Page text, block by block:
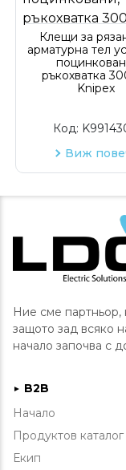
Клещи за
арматурна тел
ръкохватка
Knipex
Код:
Виж
Ние сме партньор,
защото зад всяко
начало започва с
► B2B
Начало
Продуктов каталог
Екип